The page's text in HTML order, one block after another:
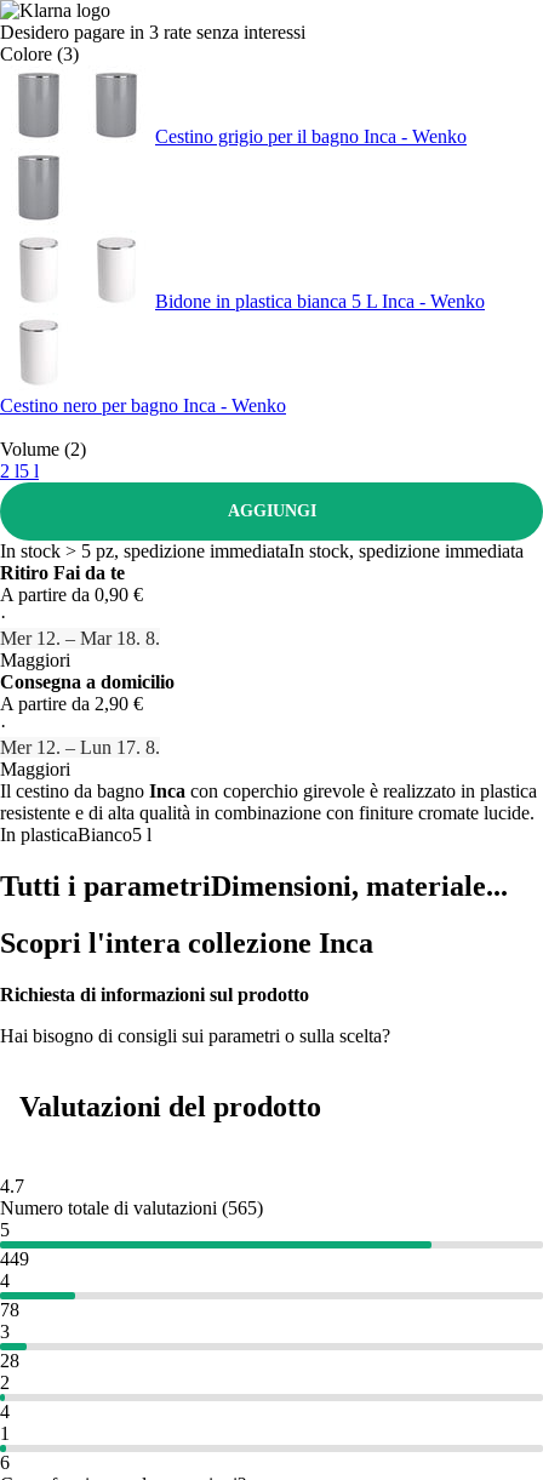
Desidero pagare in 3 rate senza interessi
Colore (3)
Cestino grigio per il bagno Inca - Wenko
Bidone in plastica bianca 5 L Inca - Wenko
Cestino nero per bagno Inca - Wenko
Volume (2)
2 l5 l
AGGIUNGI
In stock > 5 pz, spedizione immediataIn stock, spedizione immediata
Ritiro Fai da te
A partire da 0,90 €
·
Mer 12. – Mar 18. 8.
Maggiori
Consegna a domicilio
A partire da 2,90 €
·
Mer 12. – Lun 17. 8.
Maggiori
Il cestino da bagno Inca con coperchio girevole è realizzato in plastica
resistente e di alta qualità in combinazione con finiture cromate lucide.
In plasticaBianco5 l
Tutti i parametriDimensioni, materiale...
Scopri l'intera collezione Inca
Richiesta di informazioni sul prodotto
Hai bisogno di consigli sui parametri o sulla scelta?
Valutazioni del prodotto
4.7
Numero totale di valutazioni (565)
5
449
4
78
3
28
2
4
1
6